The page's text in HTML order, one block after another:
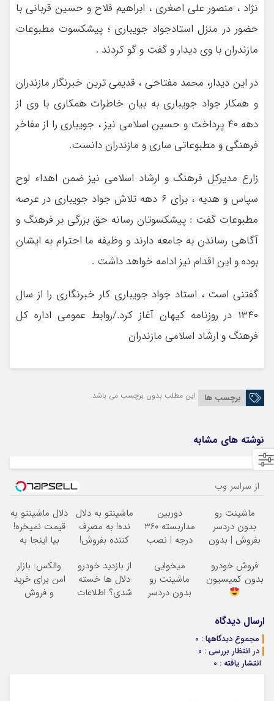
نژاد ، منصور علی اصغری ، ابراهیم فلاح و حسین قربانی با
حضور در منزل استادجواد جویباری ؛ پیشکسوت مطبوعات
مازندران با وی دیدار و گفت و گو کردند .
در این دیدار، محمد مفتاحی ، قدیمی ترین خبرنگار مازندران
و همکار جواد جویباری به بیان خاطرات همکاری با وی از
دهه ۴۰ پرداخت و حسین اسلامی نیز ، جویباری را از مفاخر
فرهنگی و مطبوعاتی ساری و مازندران دانست.
زارع مدیرکل فرهنگ و ارشاد اسلامی نیز ضمن اهداء لوح
سپاس و هدیه ، برای ۶ دهه تلاش جواد جویباری در عرصه
مطبوعات گفت : پیشکسوتان رسانه حق بزرگی بر فرهنگ و
آگاهی رساندن به جامعه دارند و وظیفه ما احترام به ایشان
بوده و این اقدام نیز ادامه خواهد داشت .
گفتنی است ، استاد جواد جویباری کار خبرنگاری را از سال
۱۳۴۰ در روزنامه کیهان آغاز کرد./روابط عمومی اداره کل
فرهنگ و ارشاد اسلامی مازندران
برچسب ها این مطلب بدون برچسب می باشد.
نوشته های مشابه
از سراسر وب
ماشینت رو
بدون دردسر
بفروش | بدون
دوربین
مداربسته 360
درجه | نصب
ماشینتو به دلال
نده! به مصرف
کننده بفروش!
یک تماس
دلال ماشینتو به
قیمت نمیخره!
بیا اینجا به
بفروش*فقط
خریدار واقعی*
فروش خودرو
بدون کمیسیون
میخوایی
ماشینت رو
بدون دردسر
از بازدید خودرو
دلال ها خسته
شدی؟ اطلاعات
والکس: بازار
امن برای خرید
و فروش
ارسال دیدگاه
مجموع دیدگاهها : 0
در انتظار بررسی : 0
انتشار یافته : 0